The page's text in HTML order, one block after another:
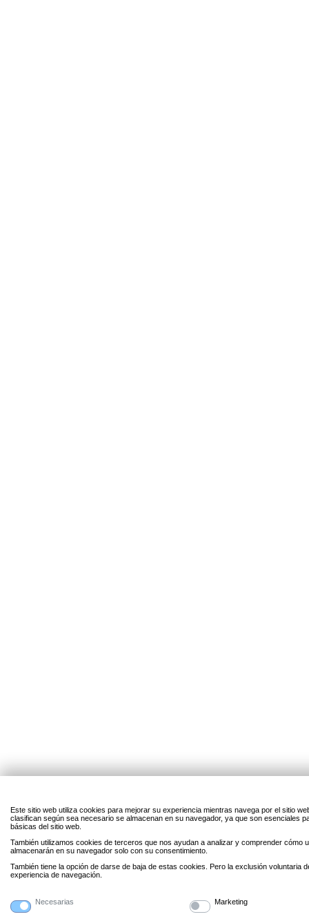
Este sitio web utiliza cookies para mejorar su experiencia mientras navega por el sitio
clasifican según sea necesario se almacenan en su navegador, ya que son esenciales
básicas del sitio web.
También utilizamos cookies de terceros que nos ayudan a analizar y comprender cómo
almacenarán en su navegador solo con su consentimiento.
También tiene la opción de darse de baja de estas cookies. Pero la exclusión voluntaria
experiencia de navegación.
Necesarias Marketing